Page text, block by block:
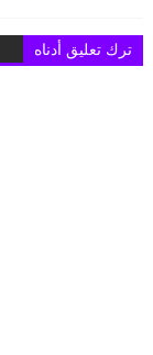
ترك تعليق أدناه